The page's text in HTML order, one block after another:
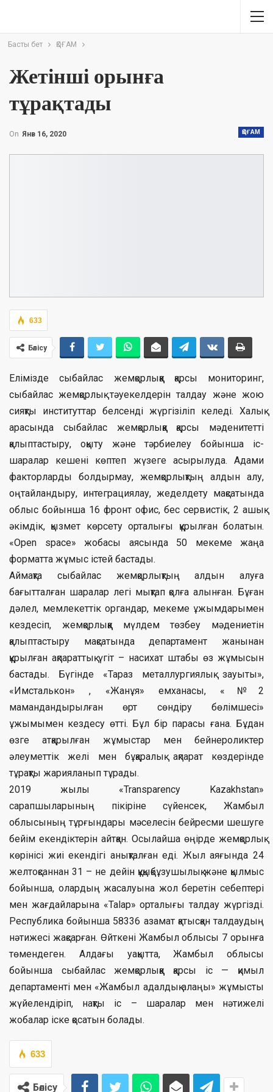
Басты бет ҚОҒАМ
Жетінші орынға
тұрақтады
ҚОҒАМ
On Янв 16, 2020
633
Бөлісу
Елімізде сыбайлас жемқорлыққа қарсы мониторинг,
сыбайлас жемқорлық тәуекелдерін талдау және жою
сияқты институттар белсенді жүргізіліп келеді. Халық
арасында сыбайлас жемқорлыққа қарсы мәденитетті
қалыптастыру, оқыту және тәрбиелеу бойынша іс-
шаралар кешені көптеп жүзеге асырылуда. Адами
факторларды болдырмау, жемқорлықтың алдын алу,
оңтайландыру, интеграциялау, жеделдету мақсатында
облыс бойынша 16 фронт офис, бес сервистік, 2 ашық
әкімдік, қызмет көрсету орталығы құрылған болатын.
«Open space» жобасы аясында 50 мекеме жаңа
форматта жұмыс істей бастады.
Аймақта сыбайлас жемқорлықтың алдын алуға
бағытталған шаралар легі мықтап қолға алынған. Бұған
дәлел, мемлекеттік органдар, мекеме ұжымдарымен
кездесіп, жемқорлыққа мүлдем төзбеу мәдениетін
қалыптастыру мақсатында департамент жанынан
құрылған ақпараттық үгіт – насихат штабы өз жұмысын
бастады. Бүгінде «Тараз металлургиялық зауыты»,
«Имсталькон» , «Жанұя» емханасы, «№2
мамандандырылған өрт сөндіру бөлімшесі»
ұжымымен кездесу өтті. Бұл бір парасы ғана. Бұдан
өзге атқарылған жұмыстар мен бейнероликтер
әлеуметтік желі мен бұқаралық ақпарат көздерінде
тұрақты жарияланып тұрады.
2019 жылы «Transparency Kazakhstan»
сарапшыларының пікіріне сүйенсек, Жамбыл
облысының тұрғындары мәселесін бейресми шешуге
бейім екендіктерін айтқан. Осылайша өңірде жемқорлық
көрінісі жиі екендігі анықталған еді. Жыл аяғында 24
желтоқсаннан 31 – не дейін құқықбұзушылық және қылмыс
бойынша, олардың жасалуына жол беретін себептері
мен жағдайларына «Talap» орталығы талдау жүргізді.
Республика бойынша 58336 азамат қатысқан талдаудың
нәтижесі жақсарған. Өйткені Жамбыл облысы 7 орынға
төмендеген. Алдағы уақытта, Жамбыл облысы
бойынша сыбайлас жемқорлыққа қарсы іс — қимыл
департаменті мен «Жамбыл адалдық алаңы» жұмысты
жүйелендіріп, нақты іс – шаралар мен нәтижелі
жобалар іске қосатын болады.
633
Бөлісу